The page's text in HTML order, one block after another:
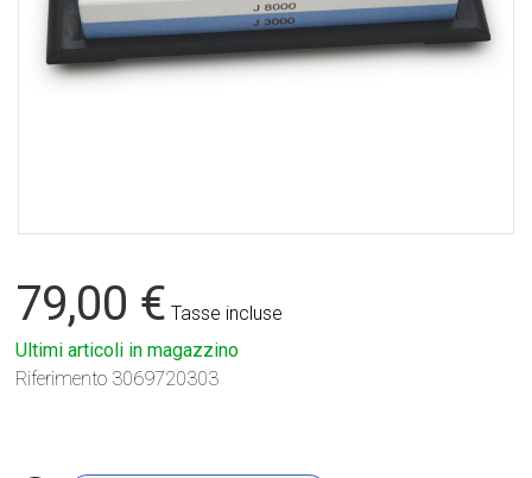
79,00 € Tasse incluse
Ultimi articoli in magazzino
Riferimento 3069720303